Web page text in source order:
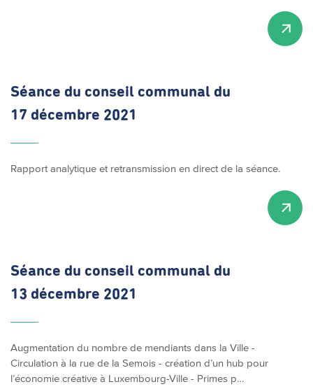
Séance du conseil communal du
17 décembre 2021
Rapport analytique et retransmission en direct de la séance.
Séance du conseil communal du
13 décembre 2021
Augmentation du nombre de mendiants dans la Ville -
Circulation à la rue de la Semois - création d’un hub pour
l’économie créative à Luxembourg-Ville - Primes p…